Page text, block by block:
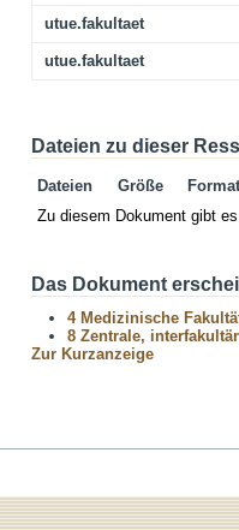
utue.fakultaet
utue.fakultaet
Dateien zu dieser
Dateien Größe
Format
Zu diesem Dokument gibt
Das Dokument
4 Medizinische
8 Zentrale,
Zur Kurzanzeige